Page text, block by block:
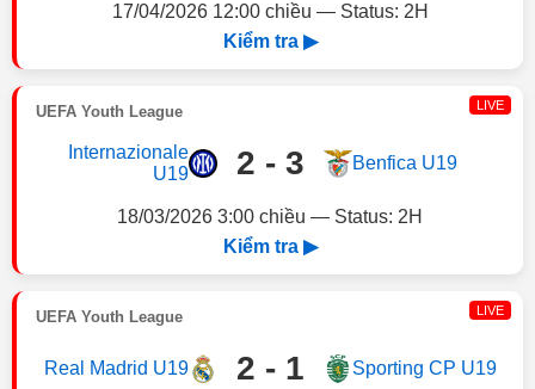
17/04/2026 12:00 chiều — Status: 2H
Kiểm tra ▶
UEFA Youth League LIVE
Internazionale
U19
2 - 3 Benfica U19
18/03/2026 3:00 chiều — Status: 2H
Kiểm tra ▶
UEFA Youth League LIVE
Real Madrid U19 2 - 1 Sporting CP U19